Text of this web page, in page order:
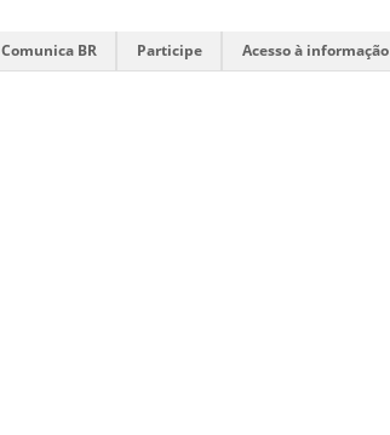
Comunica BR Participe Acesso à informação